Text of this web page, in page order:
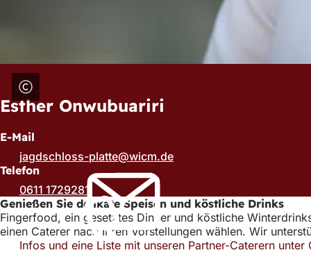
Esther Onwubuariri
E-Mail
jagdschloss-platte
wicm de
Telefon
0611 1729281
Genießen Sie delikate Speisen und köstliche Drinks
Fingerfood, ein gesetztes Dinner und köstliche
einen Caterer nach Ihren Vorstellungen wählen. Wir
Infos und eine Liste mit unseren Partner-Caterern unter